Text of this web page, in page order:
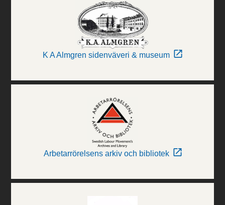
K A Almgren sidenväveri & museum
Arbetarrörelsens arkiv och bibliotek